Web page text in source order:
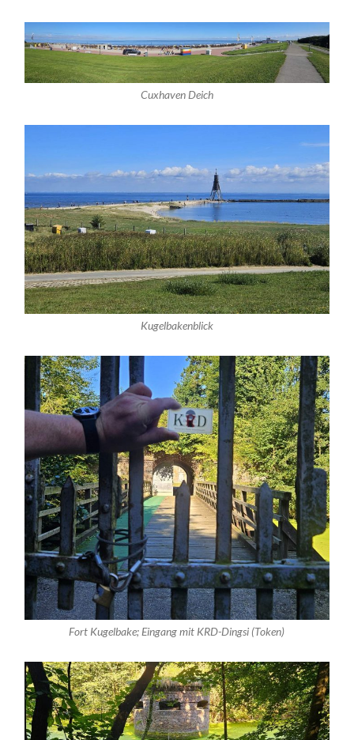
Cuxhaven Deich
Kugelbakenblick
Fort Kugelbake; Eingang mit KRD-Dingsi (Token)